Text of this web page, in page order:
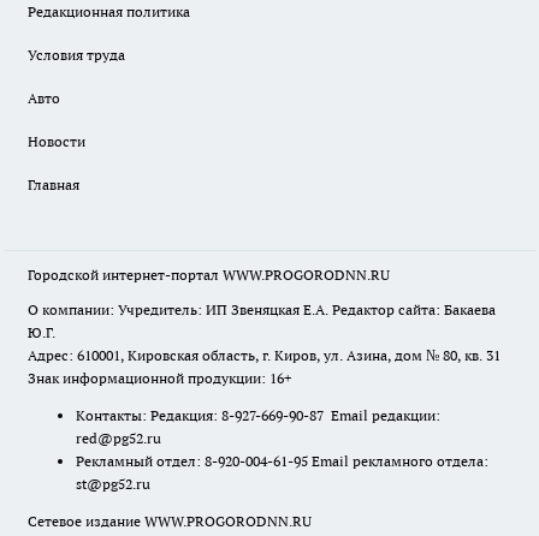
Редакционная политика
Условия труда
Авто
Новости
Главная
Городской интернет-портал WWW.PROGORODNN.RU
О компании: Учредитель: ИП Звеняцкая Е.А. Редактор сайта: Бакаева
Ю.Г.
Адрес: 610001, Кировская область, г. Киров, ул. Азина, дом № 80, кв. 31
Знак информационной продукции: 16+
Контакты: Редакция: 8-927-669-90-87 Email редакции:
red@pg52.ru
Рекламный отдел: 8-920-004-61-95 Email рекламного отдела:
st@pg52.ru
Сетевое издание WWW.PROGORODNN.RU